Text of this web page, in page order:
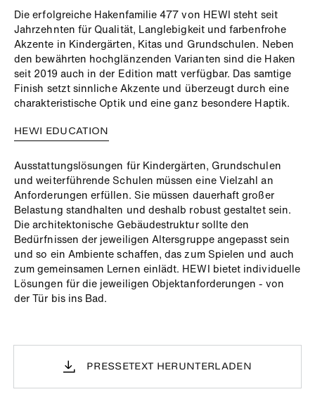
Die erfolgreiche Hakenfamilie 477 von HEWI steht seit
Jahrzehnten für Qualität, Langlebigkeit und farbenfrohe
Akzente in Kindergärten, Kitas und Grundschulen. Neben
den bewährten hochglänzenden Varianten sind die Haken
seit 2019 auch in der Edition matt verfügbar. Das samtige
Finish setzt sinnliche Akzente und überzeugt durch eine
charakteristische Optik und eine ganz besondere Haptik.
HEWI EDUCATION
Ausstattungslösungen für Kindergärten, Grundschulen
und weiterführende Schulen müssen eine Vielzahl an
Anforderungen erfüllen. Sie müssen dauerhaft großer
Belastung standhalten und deshalb robust gestaltet sein.
Die architektonische Gebäudestruktur sollte den
Bedürfnissen der jeweiligen Altersgruppe angepasst sein
und so ein Ambiente schaffen, das zum Spielen und auch
zum gemeinsamen Lernen einlädt. HEWI bietet individuelle
Lösungen für die jeweiligen Objektanforderungen - von
der Tür bis ins Bad.
PRESSETEXT HERUNTERLADEN